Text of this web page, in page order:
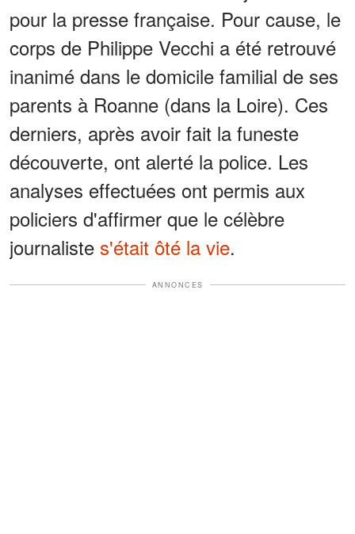
pour la presse française. Pour cause, le
corps de Philippe Vecchi a été retrouvé
inanimé dans le domicile familial de ses
parents à Roanne (dans la Loire). Ces
derniers, après avoir fait la funeste
découverte, ont alerté la police. Les
analyses effectuées ont permis aux
policiers d'affirmer que le célèbre
journaliste s'était ôté la vie.
ANNONCES